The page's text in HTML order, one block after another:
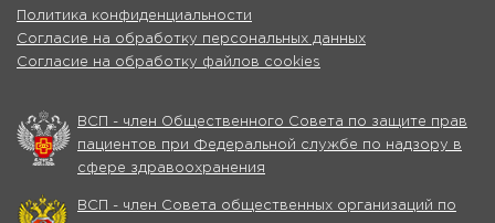
Политика конфиденциальности
Согласие на обработку персональных данных
Согласие на обработку файлов cookies
ВСП - член Общественного Совета по защите прав
пациентов при Федеральной службе по надзору в
сфере здравоохранения
ВСП - член Совета общественных организаций по